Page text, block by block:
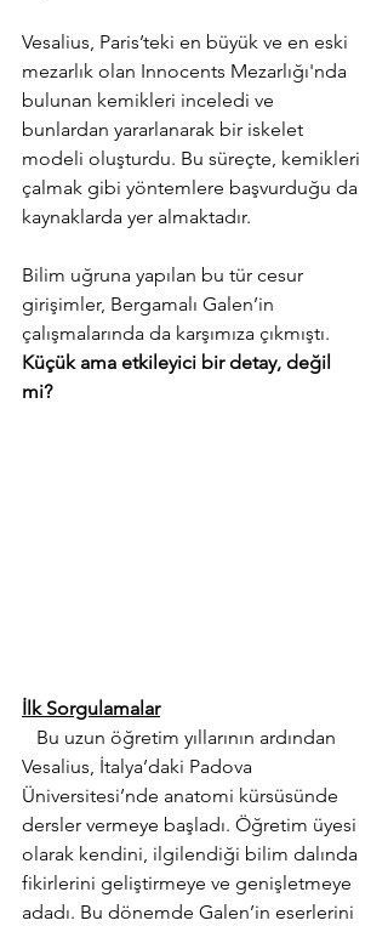
Vesalius, Paris’teki en büyük ve en eski
mezarlık olan Innocents Mezarlığı'nda
bulunan kemikleri inceledi ve
bunlardan yararlanarak bir iskelet
modeli oluşturdu. Bu süreçte, kemikleri
çalmak gibi yöntemlere başvurduğu da
kaynaklarda yer almaktadır.
Bilim uğruna yapılan bu tür cesur
girişimler, Bergamalı Galen’in
çalışmalarında da karşımıza çıkmıştı.
Küçük ama etkileyici bir detay, değil
mi?
İlk Sorgulamalar
Bu uzun öğretim yıllarının ardından
Vesalius, İtalya’daki Padova
Üniversitesi’nde anatomi kürsüsünde
dersler vermeye başladı. Öğretim üyesi
olarak kendini, ilgilendiği bilim dalında
fikirlerini geliştirmeye ve genişletmeye
adadı. Bu dönemde Galen’in eserlerini